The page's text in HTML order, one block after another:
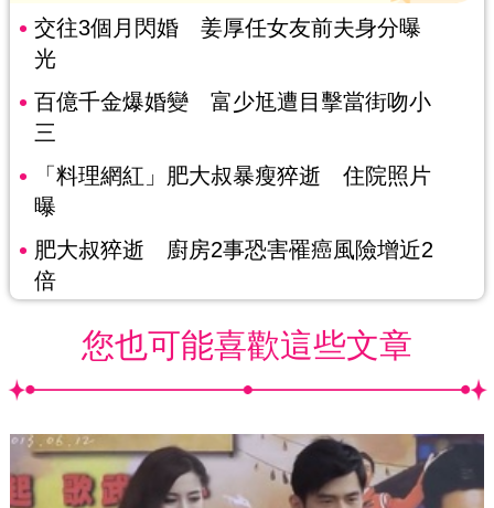
交往3個月閃婚 姜厚任女友前夫身分曝
光
百億千金爆婚變 富少尪遭目擊當街吻小
三
「料理網紅」肥大叔暴瘦猝逝 住院照片
曝
肥大叔猝逝 廚房2事恐害罹癌風險增近2
倍
您也可能喜歡這些文章